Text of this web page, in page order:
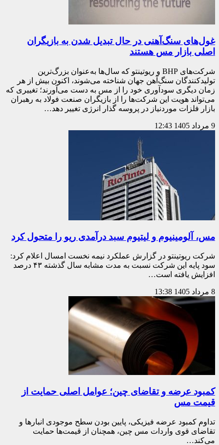
غول‌های سنگ‌آهنی‌ در حال تبدیل شدن به بازیگران
اصلی بازار مس هستند
شرکت‌های BHP و ریوتینتو که سال‌ها به‌عنوان بزرگ‌ترین
تولیدکنندگان سنگ‌آهن جهان شناخته می‌شوند، اکنون بیش از هر
زمان دیگری سودآوری خود را از مس به دست می‌آورند؛ تغییری که
می‌تواند هویت این شرکت‌ها را از بازیگران صنعت فولاد به رهبران
بازار فلزات موردنیاز در پروسه گذار انرژی تغییر دهد…
9 مرداد 1405 12:43
مس، آلومینیوم و لیتیوم سبد درآمدی ریو را متحول کرد
شرکت ریوتینتو در گزارش عملکرد نیمه نخست امسال اعلام کرد:
سود پایه این شرکت نسبت به مدت مشابه سال گذشته ۴۳ درصد
افزایش یافته است…
8 مرداد 1405 13:38
کمبود عرضه و تقاضای چین؛ عوامل اصلی حمایت از
قیمت مس
تداوم کمبود عرضه فیزیکی، پایین بودن سطح موجودی انبارها و
تقاضای قوی واردات مس چین، همچنان از قیمت‌ها حمایت
می‌کند…